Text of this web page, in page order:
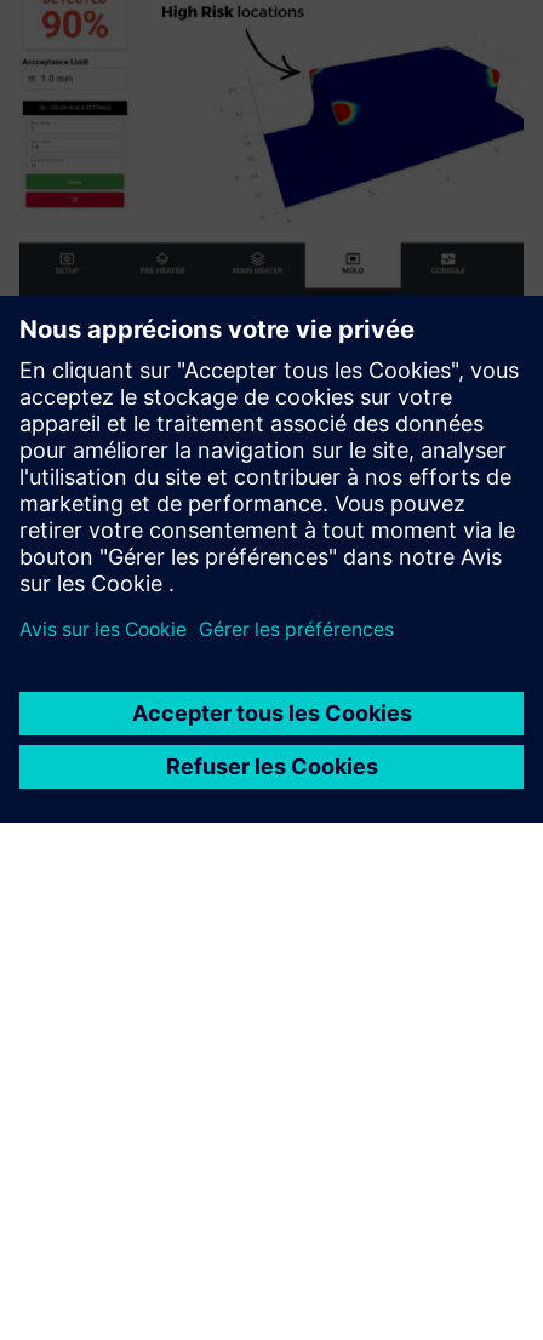
Maxima Thermoforming DT
Physics-based, AI-enhanced digital twin for thermoforming
lines. Connects to machines in seconds to model thermal
and mechanical behaviour in real time, predict defects
before they occur, optimise process parameters, reduce
scrap ...
En savoir plus